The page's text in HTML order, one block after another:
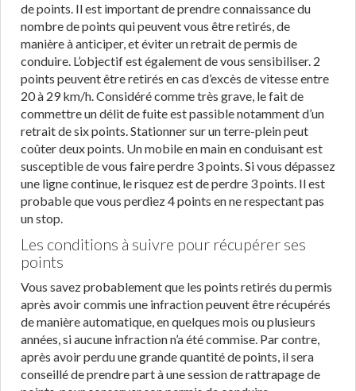
de points. Il est important de prendre connaissance du
nombre de points qui peuvent vous être retirés, de
manière à anticiper, et éviter un retrait de permis de
conduire. L’objectif est également de vous sensibiliser. 2
points peuvent être retirés en cas d’excès de vitesse entre
20 à 29 km/h. Considéré comme très grave, le fait de
commettre un délit de fuite est passible notamment d’un
retrait de six points. Stationner sur un terre-plein peut
coûter deux points. Un mobile en main en conduisant est
susceptible de vous faire perdre 3 points. Si vous dépassez
une ligne continue, le risquez est de perdre 3 points. Il est
probable que vous perdiez 4 points en ne respectant pas
un stop.
Les conditions à suivre pour récupérer ses
points
Vous savez probablement que les points retirés du permis
après avoir commis une infraction peuvent être récupérés
de manière automatique, en quelques mois ou plusieurs
années, si aucune infraction n’a été commise. Par contre,
après avoir perdu une grande quantité de points, il sera
conseillé de prendre part à une session de rattrapage de